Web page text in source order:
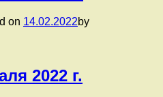
on 14.02.2022by
2022 г.